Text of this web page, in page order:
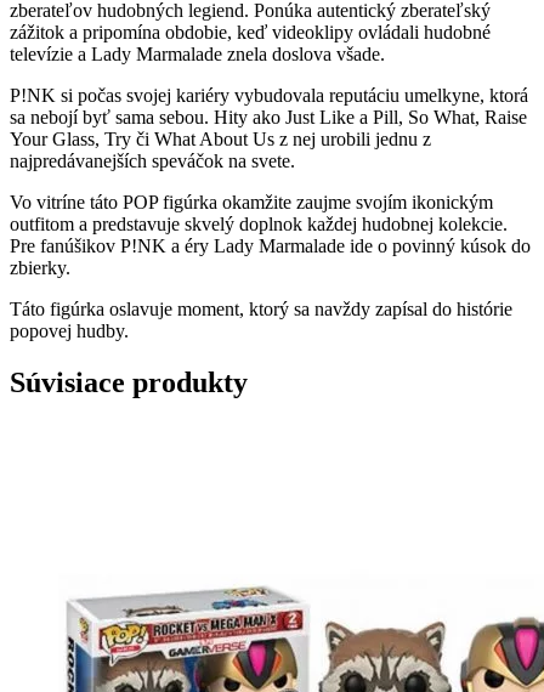
zberateľov hudobných legiend. Ponúka autentický zberateľský
zážitok a pripomína obdobie, keď videoklipy ovládali hudobné
televízie a Lady Marmalade znela doslova všade.
P!NK si počas svojej kariéry vybudovala reputáciu umelkyne, ktorá
sa nebojí byť sama sebou. Hity ako Just Like a Pill, So What, Raise
Your Glass, Try či What About Us z nej urobili jednu z
najpredávanejších speváčok na svete.
Vo vitríne táto POP figúrka okamžite zaujme svojím ikonickým
outfitom a predstavuje skvelý doplnok každej hudobnej kolekcie.
Pre fanúšikov P!NK a éry Lady Marmalade ide o povinný kúsok do
zbierky.
Táto figúrka oslavuje moment, ktorý sa navždy zapísal do histórie
popovej hudby.
Súvisiace produkty